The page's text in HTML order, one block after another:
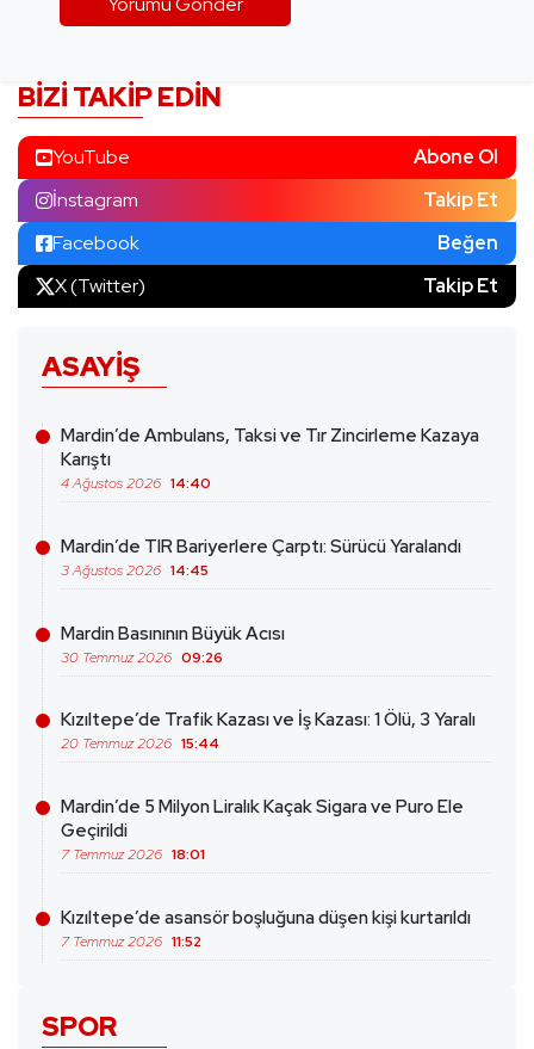
BIZI TAKIP EDIN
YouTube
Abone Ol
İnstagram
Takip Et
Facebook
Beğen
X (Twitter)
Takip Et
ASAYIŞ
Mardin’de Ambulans, Taksi ve Tır Zincirleme Kazaya
Karıştı
4 Ağustos 2026 14:40
Mardin’de TIR Bariyerlere Çarptı: Sürücü Yaralandı
3 Ağustos 2026 14:45
Mardin Basınının Büyük Acısı
30 Temmuz 2026 09:26
Kızıltepe’de Trafik Kazası ve İş Kazası: 1 Ölü, 3 Yaralı
20 Temmuz 2026 15:44
Mardin’de 5 Milyon Liralık Kaçak Sigara ve Puro Ele
Geçirildi
7 Temmuz 2026 18:01
Kızıltepe’de asansör boşluğuna düşen kişi kurtarıldı
7 Temmuz 2026 11:52
SPOR